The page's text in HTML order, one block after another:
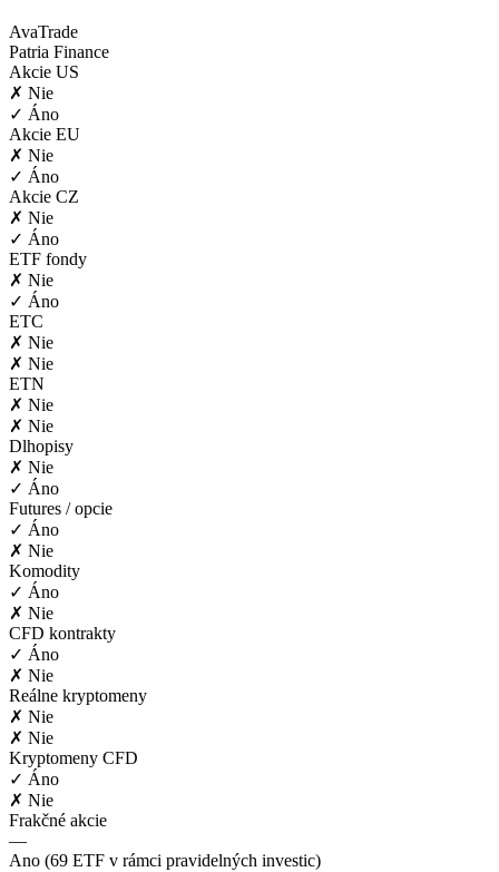
AvaTrade
Patria Finance
Akcie US
✗ Nie
✓ Áno
Akcie EU
✗ Nie
✓ Áno
Akcie CZ
✗ Nie
✓ Áno
ETF fondy
✗ Nie
✓ Áno
ETC
✗ Nie
✗ Nie
ETN
✗ Nie
✗ Nie
Dlhopisy
✗ Nie
✓ Áno
Futures / opcie
✓ Áno
✗ Nie
Komodity
✓ Áno
✗ Nie
CFD kontrakty
✓ Áno
✗ Nie
Reálne kryptomeny
✗ Nie
✗ Nie
Kryptomeny CFD
✓ Áno
✗ Nie
Frakčné akcie
—
Ano (69 ETF v rámci pravidelných investic)